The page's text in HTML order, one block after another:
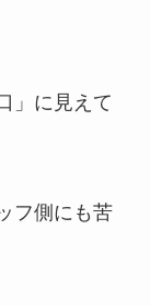
」に見えて
フ側にも苦